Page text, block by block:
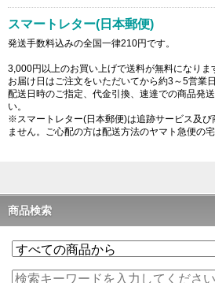
スマートレター(日本郵便)
発送手数料込みの全国一律210円です。
3,000円以上のお買い上げで送料が無料になりま
お届け日はご注文をいただいてから約3～5営業
配送日時のご指定、代金引換、速達での商品発
い。
※スマートレター(日本郵便)は追跡サービス及び
ません。ご心配の方は配送方法のヤマト急便の
商品検索